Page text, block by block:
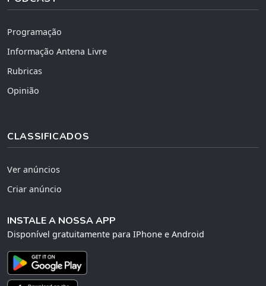
Programação
Informação Antena Livre
Rubricas
Opinião
CLASSIFICADOS
Ver anúncios
Criar anúncio
INSTALE A NOSSA APP
Disponível gratuitamente para IPhone e Android